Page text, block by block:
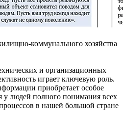
коммунального хозяйства
и организационных
играет ключевую роль.
приобретает особое
у людей полного понимания всех
в нашей большой стране